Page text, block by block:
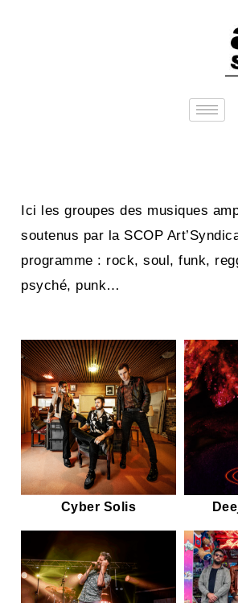
Ici les groupes des musiques
soutenus par la SCOP
programme : rock, soul, funk,
psyché, punk…
Cyber Solis